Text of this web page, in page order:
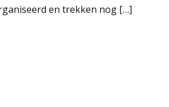
en trekken nog […]